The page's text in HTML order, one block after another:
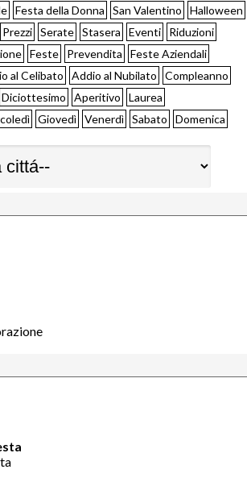
Festa della Donna San Valentino
Halloween
Prezzi Serate Stasera Eventi
Riduzioni
Feste Prevendita
Feste Aziendali
al Celibato Addio al Nubilato
Compleanno
Diciottesimo Aperitivo
Laurea
Giovedì Venerdì Sabato Domenica